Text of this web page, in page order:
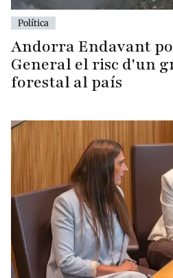
Política
Andorra Endavant
General el risc d'un
forestal al país